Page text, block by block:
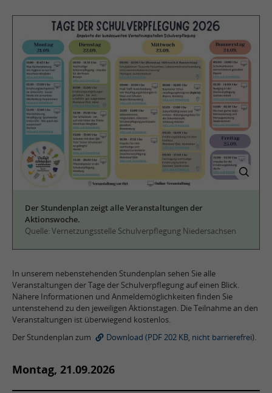
Der Stundenplan zeigt alle Veranstaltungen der
Aktionswoche.
Quelle: Vernetzungsstelle Schulverpflegung Niedersachsen
In unserem nebenstehenden Stundenplan sehen Sie alle
Veranstaltungen der Tage der Schulverpflegung auf einen Blick.
Nähere Informationen und Anmeldemöglichkeiten finden Sie
untenstehend zu den jeweiligen Aktionstagen. Die Teilnahme an den
Veranstaltungen ist überwiegend kostenlos.
Der Stundenplan zum
Download (PDF 202 KB, nicht barrierefrei).
Montag, 21.09.2026